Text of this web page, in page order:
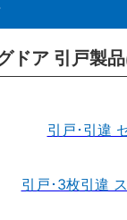
ドア 引戸製
引戸･引違
引戸･3枚引違